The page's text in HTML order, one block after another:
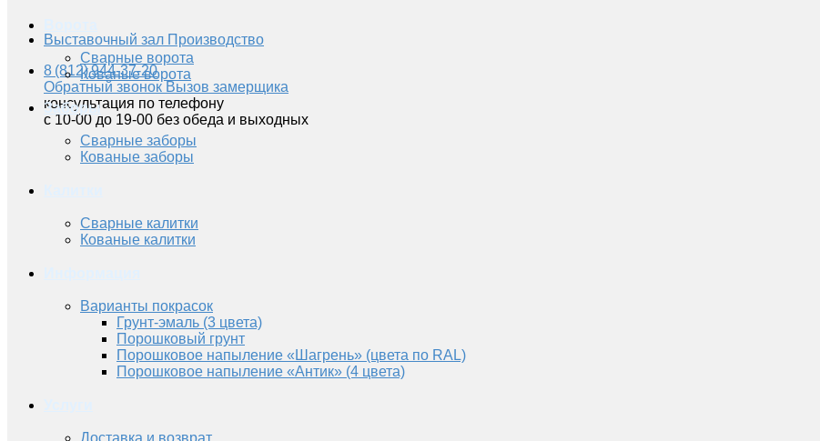
Выставочный зал Производство
8 (812) 944-37-20
Обратный звонок Вызов замерщика
консультация по телефону
с 10-00 до 19-00 без обеда и выходных
Сварные ворота
Кованые ворота
Заборы
Сварные заборы
Кованые заборы
Сварные калитки
Кованые калитки
Варианты покрасок
Грунт-эмаль (3 цвета)
Порошковый грунт
Порошковое напыление «Шагрень» (цвета по RAL)
Порошковое напыление «Антик» (4 цвета)
Доставка и возврат